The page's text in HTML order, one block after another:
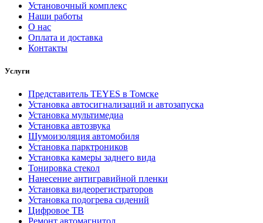
Установочный комплекс
Наши работы
О нас
Оплата и доставка
Контакты
Услуги
Представитель TEYES в Томске
Установка автосигнализаций и автозапуска
Установка мультимедиа
Установка автозвука
Шумоизоляция автомобиля
Установка парктроников
Установка камеры заднего вида
Тонировка стекол
Нанесение антигравийной пленки
Установка видеорегистраторов
Установка подогрева сидений
Цифровое ТВ